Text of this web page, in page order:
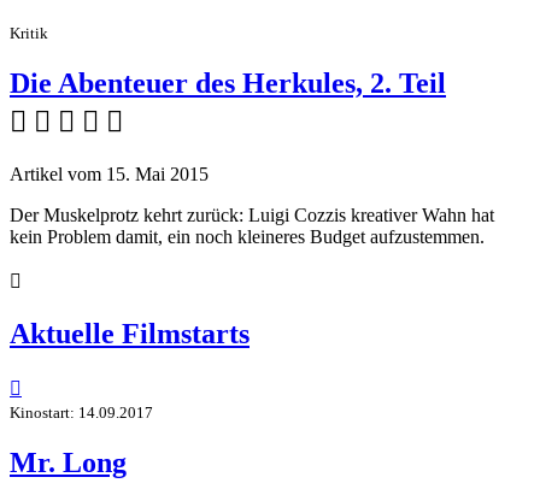
Kritik
Die Abenteuer des Herkules, 2. Teil
    
Artikel vom 15. Mai 2015
Der Muskelprotz kehrt zurück: Luigi Cozzis kreativer Wahn hat
kein Problem damit, ein noch kleineres Budget aufzustemmen.

Aktuelle Filmstarts

Kinostart: 14.09.2017
Mr. Long